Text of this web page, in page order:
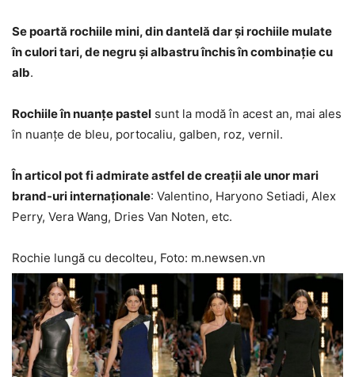
Se poartă rochiile mini, din dantelă dar și rochiile mulate
în culori tari, de negru și albastru închis în combinație cu
alb.
Rochiile în nuanțe pastel sunt la modă în acest an, mai ales
în nuanțe de bleu, portocaliu, galben, roz, vernil.
În articol pot fi admirate astfel de creații ale unor mari
brand-uri internaționale: Valentino, Haryono Setiadi, Alex
Perry, Vera Wang, Dries Van Noten, etc.
Rochie lungă cu decolteu, Foto: m.newsen.vn